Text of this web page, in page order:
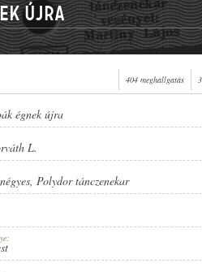
újra
404 meghallgatás
égnek újra
L.
, Polydor tánczenekar